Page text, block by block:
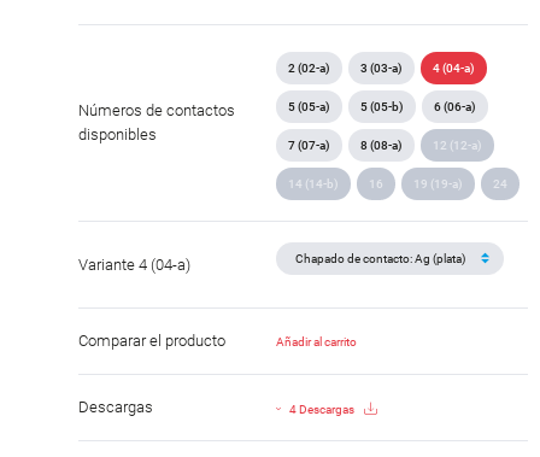
Números de contactos
disponibles
2 (02-a) 3 (03-a) 4 (04-a)
5 (05-a) 5 (05-b) 6 (06-a)
7 (07-a) 8 (08-a) 12 (12-a)
14 (14-b) 16 19 (19-a) 24
Variante 4 (04-a)
Comparar el producto Añadir al carrito
Descargas 4 Descargas